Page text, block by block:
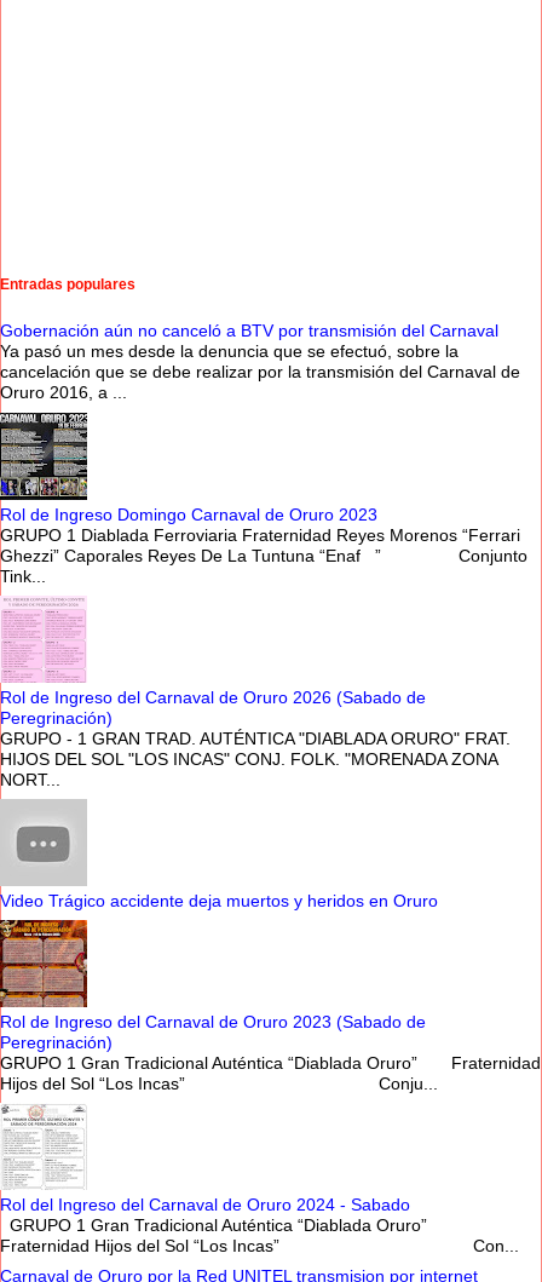
Entradas populares
Gobernación aún no canceló a BTV por transmisión del Carnaval
Ya pasó un mes desde la denuncia que se efectuó, sobre la
cancelación que se debe realizar por la transmisión del Carnaval de
Oruro 2016, a ...
Rol de Ingreso Domingo Carnaval de Oruro 2023
GRUPO 1 Diablada Ferroviaria Fraternidad Reyes Morenos “Ferrari
Ghezzi” Caporales Reyes De La Tuntuna “Enaf ” Conjunto
Tink...
Rol de Ingreso del Carnaval de Oruro 2026 (Sabado de
Peregrinación)
GRUPO - 1 GRAN TRAD. AUTÉNTICA "DIABLADA ORURO" FRAT.
HIJOS DEL SOL "LOS INCAS" CONJ. FOLK. "MORENADA ZONA
NORT...
Video Trágico accidente deja muertos y heridos en Oruro
Rol de Ingreso del Carnaval de Oruro 2023 (Sabado de
Peregrinación)
GRUPO 1 Gran Tradicional Auténtica “Diablada Oruro” Fraternidad
Hijos del Sol “Los Incas” Conju...
Rol del Ingreso del Carnaval de Oruro 2024 - Sabado
GRUPO 1 Gran Tradicional Auténtica “Diablada Oruro”
Fraternidad Hijos del Sol “Los Incas” Con...
Carnaval de Oruro por la Red UNITEL transmision por internet